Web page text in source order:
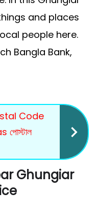
and places
people here.
Bangla Bank,
Code
Ghungiar